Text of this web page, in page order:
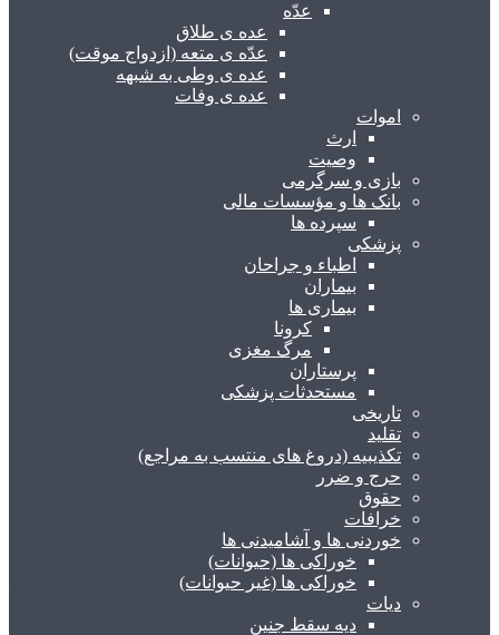
عدّه
عده ی طلاق
عدّه ی متعه (ازدواج موقت)
عده ی وطی به شبهه
عده ی وفات
اموات
ارث
وصیت
بازی و سرگرمی
بانک ها و مؤسسات مالی
سپرده ها
پزشکی
اطباء و جراحان
بیماران
بیماری ها
کرونا
مرگ مغزی
پرستاران
مستحدثات پزشکی
تاریخی
تقلید
تکذیبیه (دروغ های منتسب به مراجع)
حرج و ضرر
حقوق
خرافات
خوردنی ها و آشامیدنی ها
خوراکی ها (حیوانات)
خوراکی ها (غیر حیوانات)
دیات
دیه سقط جنین